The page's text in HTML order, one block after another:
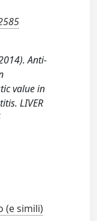
Anti-
value in
LIVER
(e simili)